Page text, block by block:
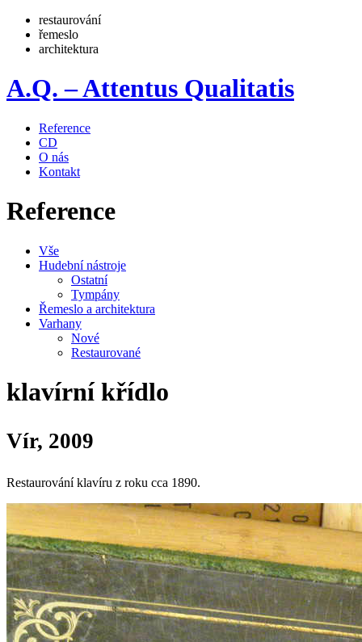
restaurování
řemeslo
architektura
A.Q. – Attentus Qualitatis
Reference
CD
O nás
Kontakt
Reference
Vše
Hudební nástroje
Ostatní
Tympány
Řemeslo a architektura
Varhany
Nové
Restaurované
klavírní křídlo
Vír, 2009
Restaurování klavíru z roku cca 1890.